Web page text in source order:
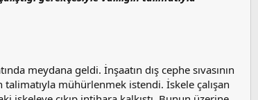
meydana geldi. İnşaatın dış cephe sıvasının
mühürlenmek istendi. İskele çalışan